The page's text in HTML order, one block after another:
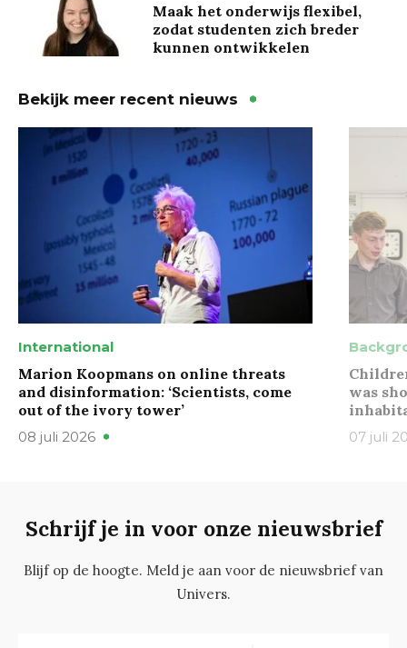
Maak het onderwijs flexibel,
zodat studenten zich breder
kunnen ontwikkelen
Bekijk meer recent nieuws
International
Marion Koopmans on online threats
and disinformation: ‘Scientists, come
out of the ivory tower’
08 juli 2026
was
07 juli
Schrijf je in voor onze nieuwsbrief
Blijf op de hoogte. Meld je aan voor de nieuwsbrief van
Univers.